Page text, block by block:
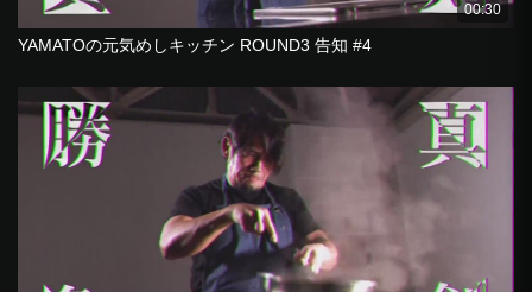
00:30
YAMATOの元気めしキッチン ROUND3 告知 #4